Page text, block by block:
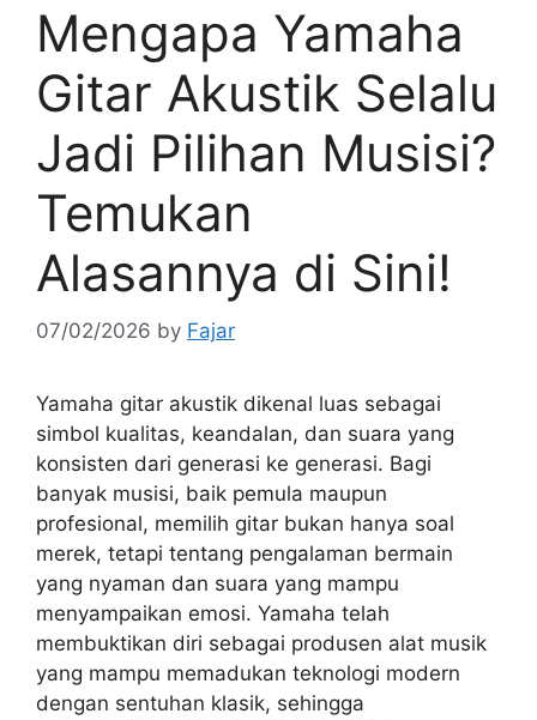
Mengapa Yamaha
Gitar Akustik Selalu
Jadi Pilihan Musisi?
Temukan
Alasannya di Sini!
07/02/2026 by Fajar
Yamaha gitar akustik dikenal luas sebagai
simbol kualitas, keandalan, dan suara yang
konsisten dari generasi ke generasi. Bagi
banyak musisi, baik pemula maupun
profesional, memilih gitar bukan hanya soal
merek, tetapi tentang pengalaman bermain
yang nyaman dan suara yang mampu
menyampaikan emosi. Yamaha telah
membuktikan diri sebagai produsen alat musik
yang mampu memadukan teknologi modern
dengan sentuhan klasik, sehingga